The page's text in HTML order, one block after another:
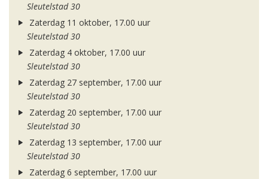
Sleutelstad 30
Zaterdag 11 oktober, 17.00 uur
Sleutelstad 30
Zaterdag 4 oktober, 17.00 uur
Sleutelstad 30
Zaterdag 27 september, 17.00 uur
Sleutelstad 30
Zaterdag 20 september, 17.00 uur
Sleutelstad 30
Zaterdag 13 september, 17.00 uur
Sleutelstad 30
Zaterdag 6 september, 17.00 uur